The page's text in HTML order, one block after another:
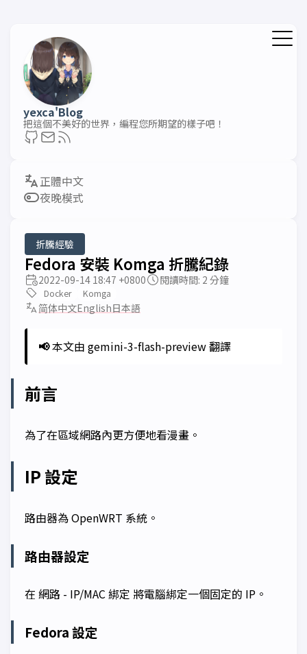
yexca'Blog
把這個不美好的世界，編程您所期望的樣子吧！
夜晚模式
折騰經驗
Fedora 安裝 Komga 折騰紀錄
2022-09-14 18:47 +0800 閱讀時間: 2 分鐘
Docker Komga
简体中文English日本語
📢本文由 gemini-3-flash-preview 翻譯
前言
為了在區域網路內更方便地看漫畫。
IP 設定
路由器為 OpenWRT 系統。
路由器設定
在 網路 - IP/MAC 綁定 將電腦綁定一個固定的 IP。
Fedora 設定